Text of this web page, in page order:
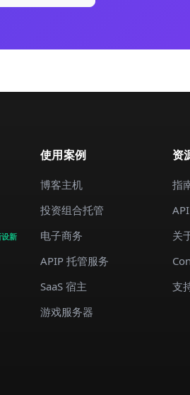
新
使用案例
博客主机
投资组合托管
电子商务
APIP 托管服务
SaaS 宿主
游戏服务器
资
指
关
支